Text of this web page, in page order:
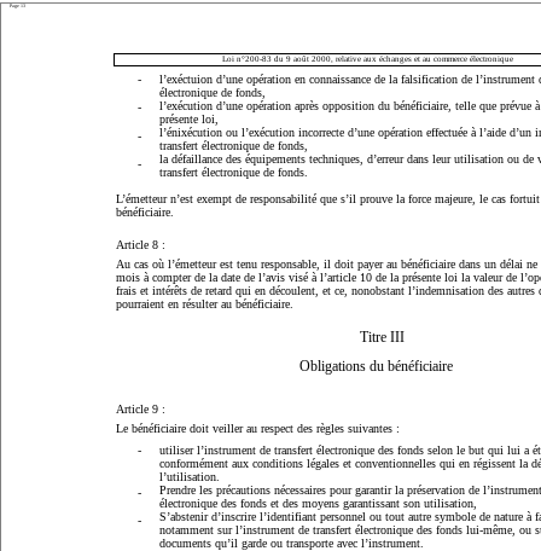
Page 13
Loi n°200-83 du 9 août 2000, relative aux échanges et au commerce électronique
-
-
-
-
l’exéctuion d’une opération en connaissance de la falsification de l’instrument
électronique de fonds,
l’exécution d’une opération après opposition du bénéficiaire, telle que prévue
présente loi,
l’énixécution ou l’exécution incorrecte d’une opération effectuée à l’aide d’un
transfert électronique de fonds,
la défaillance des équipements techniques, d’erreur dans leur utilisation ou de
transfert électronique de fonds.
L’émetteur n’est exempt de responsabilité que s’il prouve la force majeure, le cas
bénéficiaire.
Article 8 :
Au cas où l’émetteur est tenu responsable, il doit payer au bénéficiaire dans un délai ne
mois à compter de la date de l’avis visé à l’article 10 de la présente loi la valeur de
frais et intérêts de retard qui en découlent, et ce, nonobstant l’indemnisation des autres
pourraient en résulter au bénéficiaire.
Titre III
Obligations du bénéficiaire
Article 9 :
Le bénéficiaire doit veiller au respect des règles suivantes :
-
-
-
utiliser l’instrument de transfert électronique des fonds selon le but qui lui a
conformément aux conditions légales et conventionnelles qui en régissent la
l’utilisation.
Prendre les précautions nécessaires pour garantir la préservation de
électronique des fonds et des moyens garantissant son utilisation,
S’abstenir d’inscrire l’identifiant personnel ou tout autre symbole de nature à
notamment sur l’instrument de transfert électronique des fonds lui-même, ou
documents qu’il garde ou transporte avec l’instrument.